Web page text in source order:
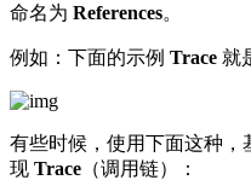
命名为 References。
例如：下面的示例 Trace 就
有些时候，使用下面这种，
现 Trace （调用链）：